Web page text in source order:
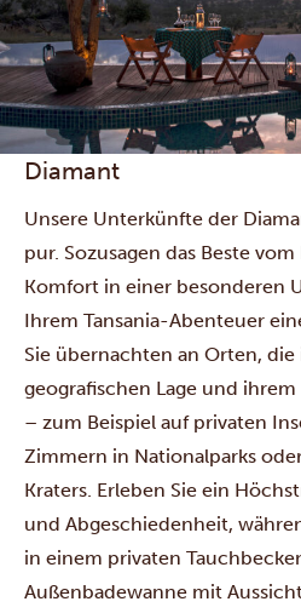
Diamant
Unsere Unterkünfte der
pur. Sozusagen das Beste
Komfort in einer besonderen
Ihrem Tansania-Abenteuer
Sie übernachten an Orten,
geografischen Lage und
– zum Beispiel auf privaten
Zimmern in Nationalparks
Kraters. Erleben Sie ein
und Abgeschiedenheit,
in einem privaten
Außenbadewanne mit